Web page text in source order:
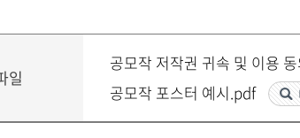
일
공모작 저작권 귀속 및 이용
공모작 포스터 예시.pdf